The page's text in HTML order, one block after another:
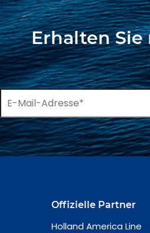
Erhalten
Offizielle Partner
Holland America Line